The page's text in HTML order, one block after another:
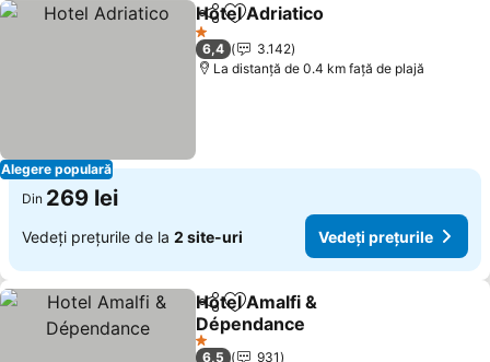
Alegere populară
DistribuițiAdăugaţi la favorite
Hotel Adriatico
1 Stele
6,4
3.142
La distanță de 0.4 km față de plajă
Din 269 lei
Vedeți prețurile de la 2 site-uri Vedeți prețurile
DistribuițiAdăugaţi la favorite
Hotel Amalfi &
Dépendance
1 Stele
6,5
931